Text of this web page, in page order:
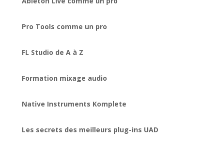
Pro Tools comme un pro
FL Studio de A à Z
Formation mixage audio
Native Instruments Komplete
Les secrets des meilleurs plug-ins UAD